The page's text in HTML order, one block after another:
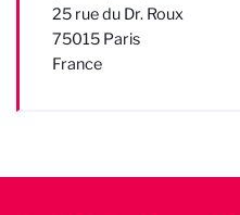
25 rue du Dr. Roux
75015 Paris
France